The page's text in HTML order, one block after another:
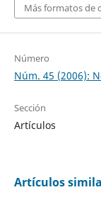
Más formatos de
Número
Núm. 45 (2006):
Sección
Artículos
Artículos